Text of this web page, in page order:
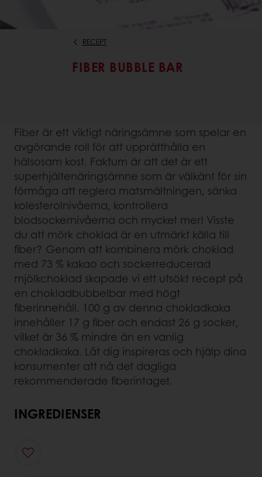
RECEPT
FIBER BUBBLE BAR
Fiber är ett viktigt näringsämne som spelar en
avgörande roll för att upprätthålla en
hälsosam kost. Faktum är att det är ett
superhjältenäringsämne som är välkänt för sin
förmåga att reglera matsmältningen, sänka
kolesterolnivåerna, kontrollera
blodsockernivåerna och mycket mer! Visste
du att mörk choklad är en utmärkt källa till
fiber? Genom att kombinera mörk choklad
med 73 % kakao och sockerreducerad
mjölkchoklad skapade vi ett utsökt recept på
en chokladbubbelbar med högt
fiberinnehåll. 100 g av denna chokladkaka
innehåller 17 g fiber och endast 26 g socker,
vilket är 36 % mindre än en vanlig
chokladkaka. Låt dig inspireras och hjälp dina
konsumenter att nå det dagliga
rekommenderade fiberintaget.
INGREDIENSER